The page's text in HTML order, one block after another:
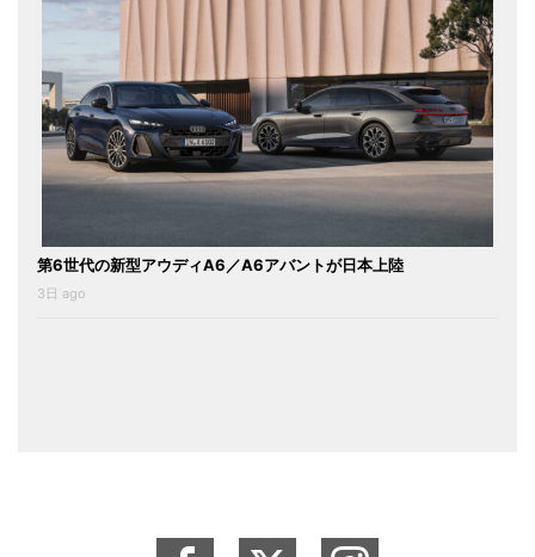
第6世代の新型アウディA6／A6アバントが日本上陸
3日 ago